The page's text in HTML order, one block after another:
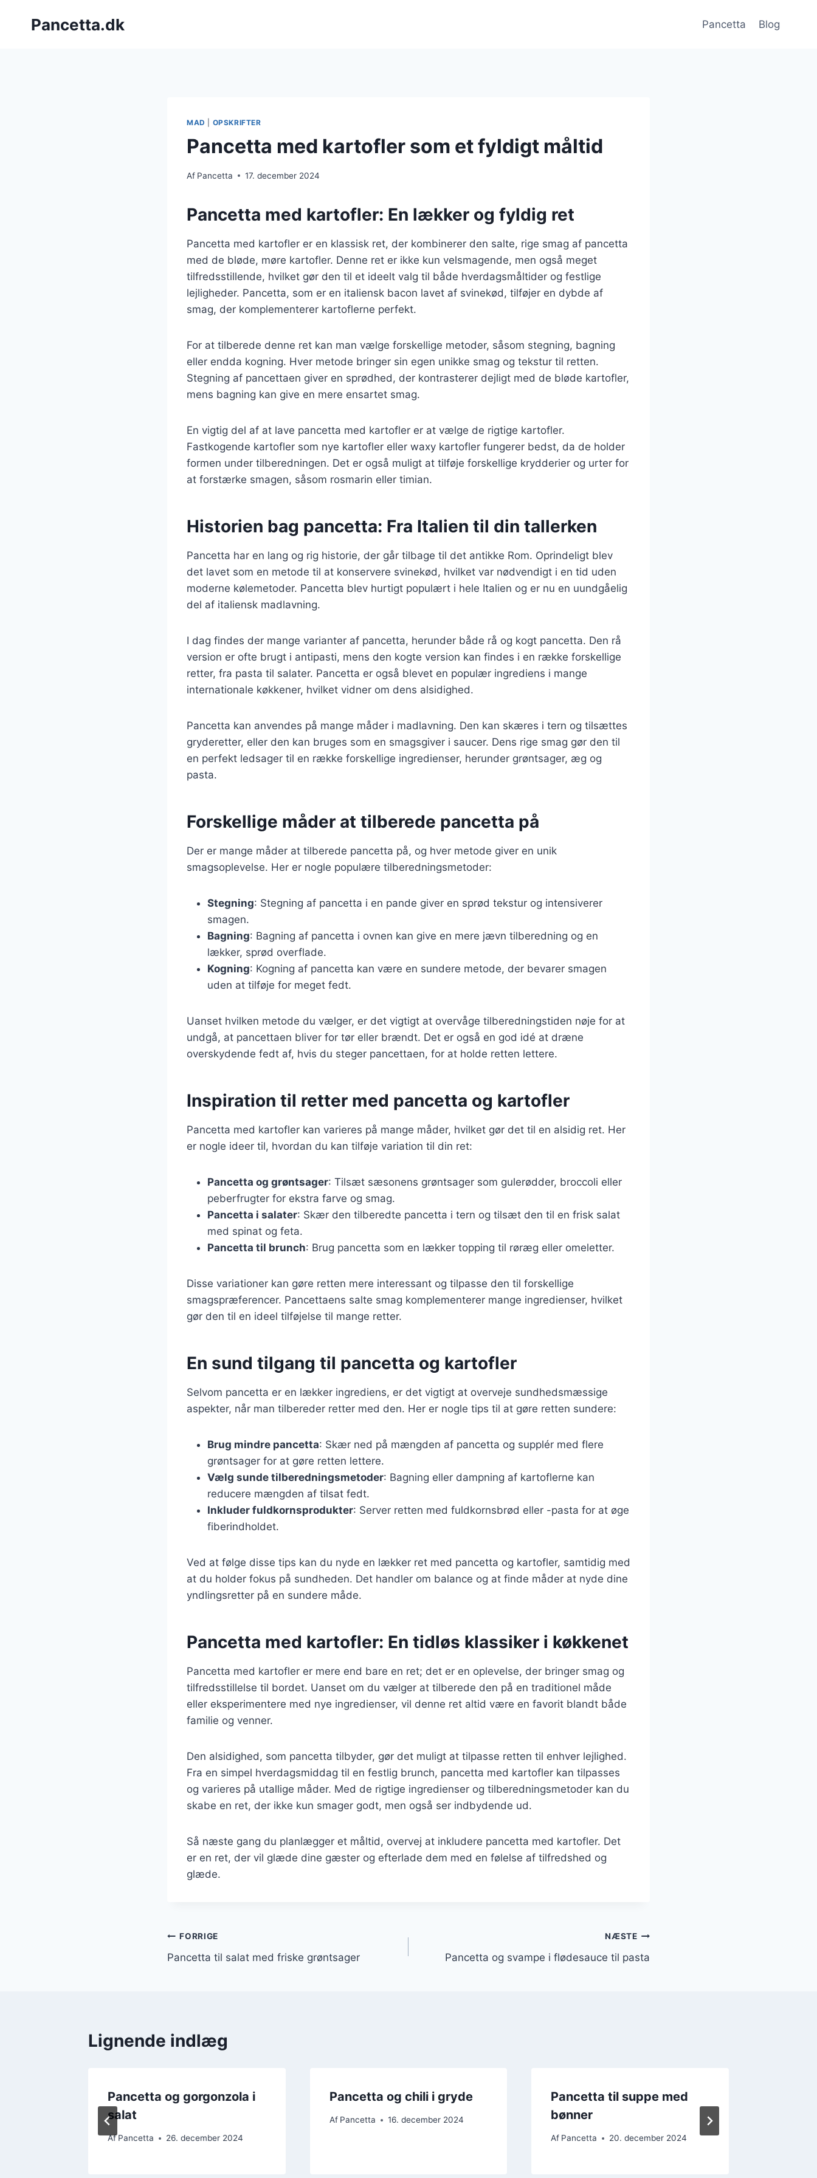
Pancetta.dk Pancetta Blog
MAD OPSKRIFTER
Pancetta med kartofler som et fyldigt måltid
Af Pancetta 17. december 2024
Pancetta med kartofler: En lækker og fyldig ret
Pancetta med kartofler er en klassisk ret, der kombinerer den salte, rige smag af pancetta
med de bløde, møre kartofler. Denne ret er ikke kun velsmagende, men også meget
tilfredsstillende, hvilket gør den til et ideelt valg til både hverdagsmåltider og festlige
lejligheder. Pancetta, som er en italiensk bacon lavet af svinekød, tilføjer en dybde af
smag, der komplementerer kartoflerne perfekt.
For at tilberede denne ret kan man vælge forskellige metoder, såsom stegning, bagning
eller endda kogning. Hver metode bringer sin egen unikke smag og tekstur til retten.
Stegning af pancettaen giver en sprødhed, der kontrasterer dejligt med de bløde kartofler,
mens bagning kan give en mere ensartet smag.
En vigtig del af at lave pancetta med kartofler er at vælge de rigtige kartofler.
Fastkogende kartofler som nye kartofler eller waxy kartofler fungerer bedst, da de holder
formen under tilberedningen. Det er også muligt at tilføje forskellige krydderier og urter for
at forstærke smagen, såsom rosmarin eller timian.
Historien bag pancetta: Fra Italien til din tallerken
Pancetta har en lang og rig historie, der går tilbage til det antikke Rom. Oprindeligt blev
det lavet som en metode til at konservere svinekød, hvilket var nødvendigt i en tid uden
moderne kølemetoder. Pancetta blev hurtigt populært i hele Italien og er nu en uundgåelig
del af italiensk madlavning.
I dag findes der mange varianter af pancetta, herunder både rå og kogt pancetta. Den rå
version er ofte brugt i antipasti, mens den kogte version kan findes i en række forskellige
retter, fra pasta til salater. Pancetta er også blevet en populær ingrediens i mange
internationale køkkener, hvilket vidner om dens alsidighed.
Pancetta kan anvendes på mange måder i madlavning. Den kan skæres i tern og tilsættes
gryderetter, eller den kan bruges som en smagsgiver i saucer. Dens rige smag gør den til
en perfekt ledsager til en række forskellige ingredienser, herunder grøntsager, æg og
pasta.
Forskellige måder at tilberede pancetta på
Der er mange måder at tilberede pancetta på, og hver metode giver en unik
smagsoplevelse. Her er nogle populære tilberedningsmetoder:
Stegning: Stegning af pancetta i en pande giver en sprød tekstur og intensiverer
smagen.
Bagning: Bagning af pancetta i ovnen kan give en mere jævn tilberedning og en
lækker, sprød overflade.
Kogning: Kogning af pancetta kan være en sundere metode, der bevarer smagen
uden at tilføje for meget fedt.
Uanset hvilken metode du vælger, er det vigtigt at overvåge tilberedningstiden nøje for at
undgå, at pancettaen bliver for tør eller brændt. Det er også en god idé at dræne
overskydende fedt af, hvis du steger pancettaen, for at holde retten lettere.
Inspiration til retter med pancetta og kartofler
Pancetta med kartofler kan varieres på mange måder, hvilket gør det til en alsidig ret. Her
er nogle ideer til, hvordan du kan tilføje variation til din ret:
Pancetta og grøntsager: Tilsæt sæsonens grøntsager som gulerødder, broccoli eller
peberfrugter for ekstra farve og smag.
Pancetta i salater: Skær den tilberedte pancetta i tern og tilsæt den til en frisk salat
med spinat og feta.
Pancetta til brunch: Brug pancetta som en lækker topping til røræg eller omeletter.
Disse variationer kan gøre retten mere interessant og tilpasse den til forskellige
smagspræferencer. Pancettaens salte smag komplementerer mange ingredienser, hvilket
gør den til en ideel tilføjelse til mange retter.
En sund tilgang til pancetta og kartofler
Selvom pancetta er en lækker ingrediens, er det vigtigt at overveje sundhedsmæssige
aspekter, når man tilbereder retter med den. Her er nogle tips til at gøre retten sundere:
Brug mindre pancetta: Skær ned på mængden af pancetta og supplér med flere
grøntsager for at gøre retten lettere.
Vælg sunde tilberedningsmetoder: Bagning eller dampning af kartoflerne kan
reducere mængden af tilsat fedt.
Inkluder fuldkornsprodukter: Server retten med fuldkornsbrød eller -pasta for at øge
fiberindholdet.
Ved at følge disse tips kan du nyde en lækker ret med pancetta og kartofler, samtidig med
at du holder fokus på sundheden. Det handler om balance og at finde måder at nyde dine
yndlingsretter på en sundere måde.
Pancetta med kartofler: En tidløs klassiker i køkkenet
Pancetta med kartofler er mere end bare en ret; det er en oplevelse, der bringer smag og
tilfredsstillelse til bordet. Uanset om du vælger at tilberede den på en traditionel måde
eller eksperimentere med nye ingredienser, vil denne ret altid være en favorit blandt både
familie og venner.
Den alsidighed, som pancetta tilbyder, gør det muligt at tilpasse retten til enhver lejlighed.
Fra en simpel hverdagsmiddag til en festlig brunch, pancetta med kartofler kan tilpasses
og varieres på utallige måder. Med de rigtige ingredienser og tilberedningsmetoder kan du
skabe en ret, der ikke kun smager godt, men også ser indbydende ud.
Så næste gang du planlægger et måltid, overvej at inkludere pancetta med kartofler. Det
er en ret, der vil glæde dine gæster og efterlade dem med en følelse af tilfredshed og
glæde.
Indlægsnavigation
FORRIGE
Pancetta til salat med friske grøntsager
NÆSTE
Pancetta og svampe i flødesauce til pasta
Lignende indlæg
Pancetta og gorgonzola i
salat
Af Pancetta 26. december 2024
Pancetta og chili i gryde
Af Pancetta 16. december 2024
Pancetta til suppe med
bønner
Af Pancetta 20. december 2024